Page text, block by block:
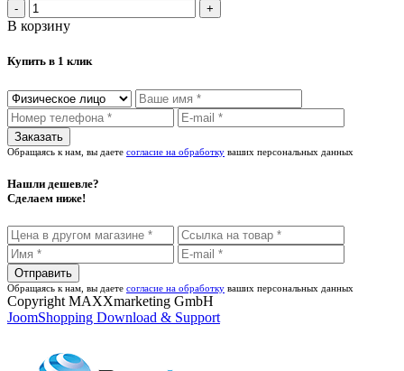
В корзину
Купить в 1 клик
Обращаясь к нам, вы даете согласие на обработку ваших персональных данных
Нашли дешевле?
Сделаем ниже!
Обращаясь к нам, вы даете согласие на обработку ваших персональных данных
Copyright MAXXmarketing GmbH
JoomShopping Download & Support